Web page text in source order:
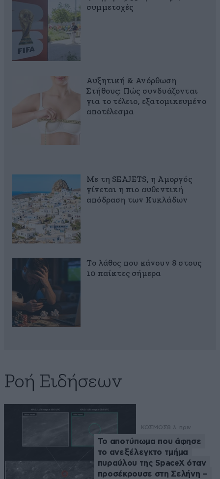
συμμετοχές
Αυξητική & Ανόρθωση
Στήθους: Πώς συνδυάζονται
για το τέλειο, εξατομικευμένο
αποτέλεσμα
Με τη SEAJETS, η Αμοργός
γίνεται η πιο αυθεντική
απόδραση των Κυκλάδων
Το λάθος που κάνουν 8 στους
10 παίκτες σήμερα
Ροή Ειδήσεων
ΚΟΣΜΟΣ8 λ. πριν
Το αποτύπωμα που άφησε
το ανεξέλεγκτο τμήμα
πυραύλου της SpaceX όταν
προσέκρουσε στη Σελήνη –